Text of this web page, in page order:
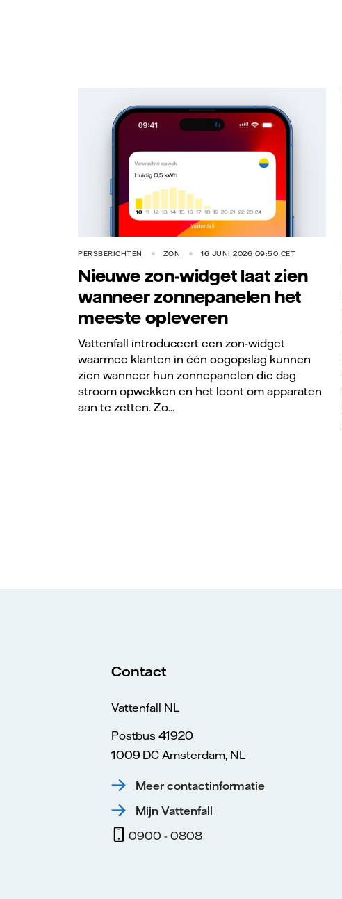
PERSBERICHTEN ZON 16 JUNI 2026 09:50 CET
Nieuwe zon-widget laat zien
wanneer zonnepanelen het
meeste opleveren
Vattenfall introduceert een zon-widget
waarmee klanten in één oogopslag kunnen
zien wanneer hun zonnepanelen die dag
stroom opwekken en het loont om apparaten
aan te zetten. Zo...
Contact
Vattenfall NL
Postbus 41920
1009 DC Amsterdam, NL
Meer contactinformatie
Mijn Vattenfall
0900 - 0808